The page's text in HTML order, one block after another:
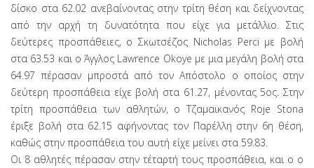
δίσκο στα 62.02 ανεβαίνοντας στην τρίτη θέση και δείχνοντας
από την αρχή τη δυνατότητα που είχε για μετάλλιο. Στις
δεύτερες προσπάθειες, ο Σκωτσέζος Nicholas Perci με βολή
στα 63.53 και ο Άγγλος Lawrence Okoye με μια μεγάλη βολή στα
64.97 πέρασαν μπροστά από τον Απόστολο ο οποίος στην
δεύτερη προσπάθεια είχε βολή στα 61.27, μένοντας 5ος. Στην
τρίτη προσπάθεια των αθλητών, ο Τζαμαϊκανός Roje Stona
έριξε βολή στα 62.15 αφήνοντας τον Παρέλλη στην 6η θέση,
καθώς στην προσπάθεια του αυτή είχε μείνει στα 59.83.
Οι 8 αθλητές πέρασαν στην τέταρτή τους προσπάθεια, και ο ο